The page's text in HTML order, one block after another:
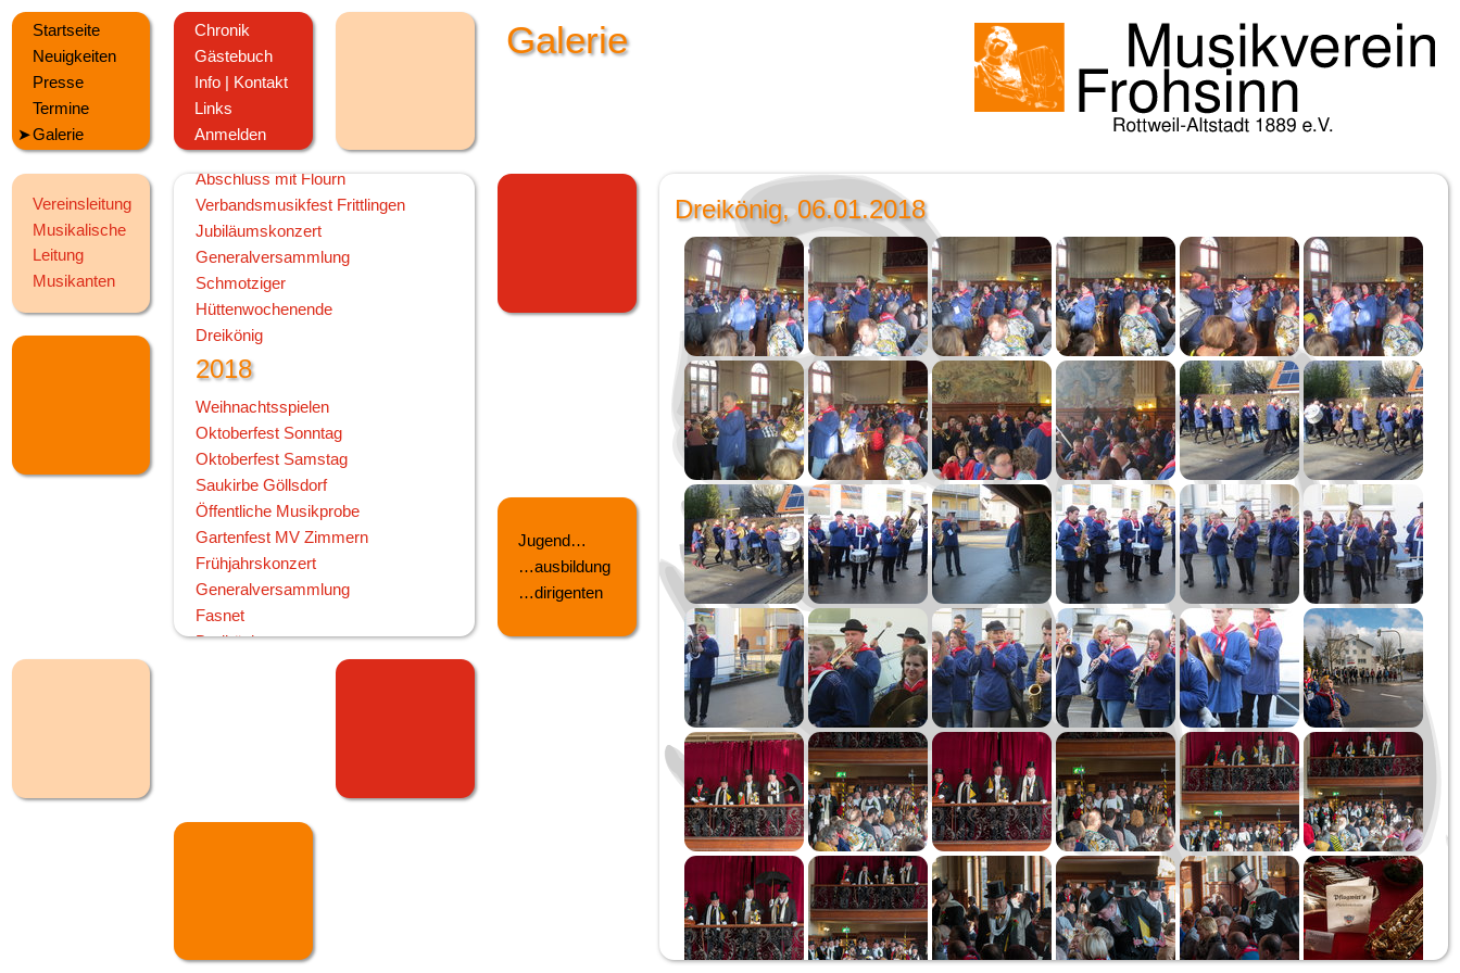
Startseite
Neuigkeiten
Presse
Termine
Galerie
Chronik
Gästebuch
Info | Kontakt
Links
Anmelden
Galerie
Vereinsleitung
Musikalische
Leitung
Musikanten
Jugend…
…ausbildung
…dirigenten
2019
Weihnachtsspielen
Kirchenkonzert
Oktoberfest Sonntag
Oktoberfest Samstag
Öffentliche Musikprobe
Abschluss mit Flourn
Verbandsmusikfest Frittlingen
Jubiläumskonzert
Generalversammlung
Schmotziger
Hüttenwochenende
Dreikönig
2018
Weihnachtsspielen
Oktoberfest Sonntag
Oktoberfest Samstag
Saukirbe Göllsdorf
Öffentliche Musikprobe
Gartenfest MV Zimmern
Frühjahrskonzert
Generalversammlung
Fasnet
Dreikönig
Oktoberfest Samstag
Ausflug und Konzert Stollhofen
Letzte Probe vor den Sommerferien
Dreikönig, 06.01.2018